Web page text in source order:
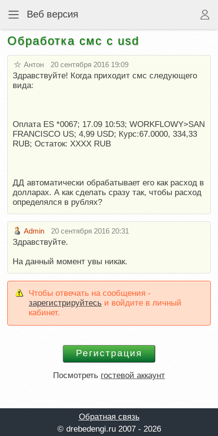
Веб версия
Обработка смс с usd
Антон 20 сентября 2016 19:09
Здравствуйте! Когда приходит смс следующего
вида:
Оплата ES *0067; 17.09 10:53; WORKFLOWY>SAN
FRANCISCO US; 4,99 USD; Курс:67.0000, 334,33
RUB; Остаток: ХХХХ RUB
ДД автоматически обрабатывает его как расход в
долларах. А как сделать сразу так, чтобы расход
определялся в рублях?
Admin 20 сентября 2016 20:31
Здравствуйте.
На данный момент увы никак.
Чтобы отвечать на сообщения -
зарегистрируйтесь и войдите в личный
кабинет.
Посмотреть гостевой аккаунт
Обратная связь
© drebedengi.ru 2007 - 2026